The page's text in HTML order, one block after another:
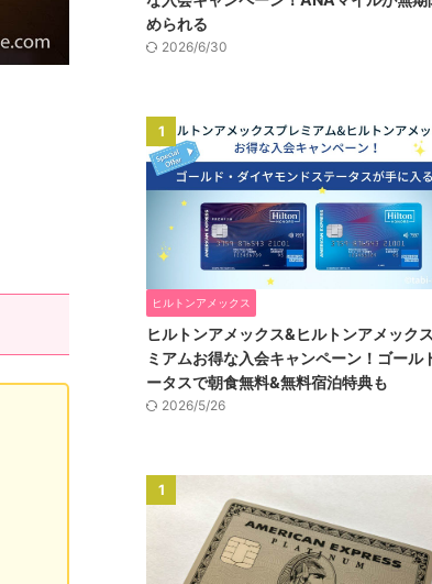
められる
2026/6/30
1
ヒルトンアメックス
ヒルトンアメックス&ヒルトンアメック
ミアムお得な入会キャンペーン！ゴール
ータスで朝食無料&無料宿泊特典も
2026/5/26
1